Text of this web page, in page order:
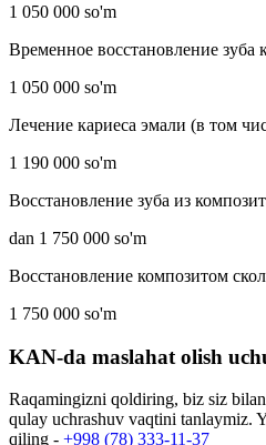
1 050 000 so'm
Временное восстановление
1 050 000 so'm
Лечение кариеса эмали (в том
1 190 000 so'm
Восстановление зуба из
dan 1 750 000 so'm
Восстановление композитом
1 750 000 so'm
KAN-da maslahat olish
Raqamingizni qoldiring, biz siz
qulay uchrashuv vaqtini tanlaymiz.
qiling - +998 (78) 333-11-37